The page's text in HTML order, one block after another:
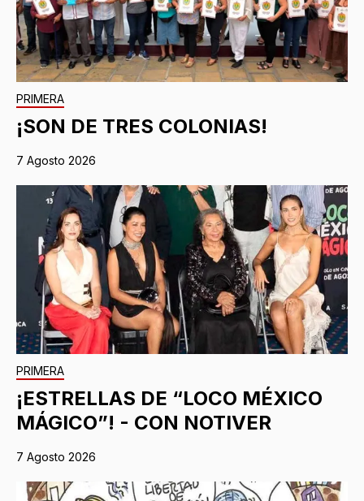
PRIMERA
¡SON DE TRES COLONIAS!
7 Agosto 2026
PRIMERA
¡ESTRELLAS DE “LOCO MÉXICO
MÁGICO”! - CON NOTIVER
7 Agosto 2026